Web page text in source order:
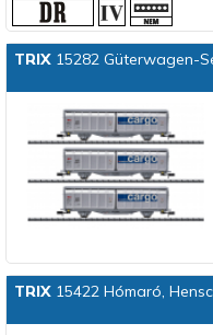
TRIX15282 Güterwagen-
TRIX15422 Hómaró,